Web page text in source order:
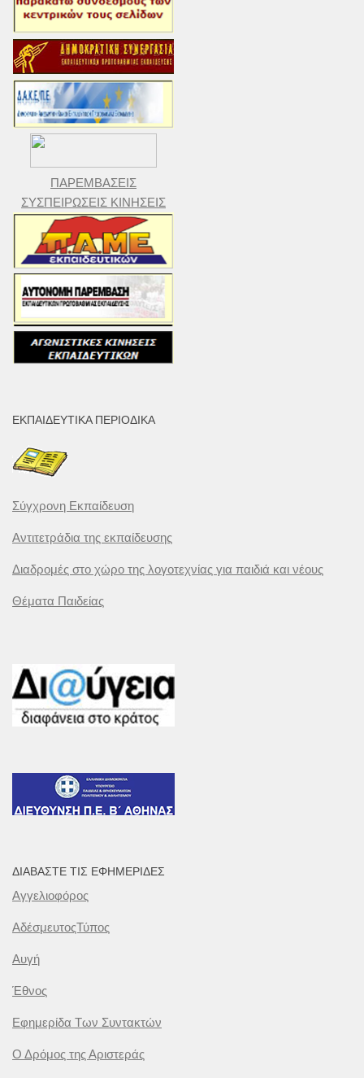
ΠΑΡΕΜΒΑΣΕΙΣ
ΣΥΣΠΕΙΡΩΣΕΙΣ ΚΙΝΗΣΕΙΣ
ΕΚΠΑΙΔΕΥΤΙΚΆ ΠΕΡΙΟΔΙΚΆ
Σύγχρονη Εκπαίδευση
Αντιτετράδια της εκπαίδευσης
Διαδρομές στο χώρο της λογοτεχνίας για παιδιά και νέους
Θέματα Παιδείας
ΔΙΑΒΆΣΤΕ ΤΙΣ ΕΦΗΜΕΡΊΔΕΣ
Αγγελιοφόρος
ΑδέσμευτοςΤύπος
Αυγή
Έθνος
Εφημερίδα Των Συντακτών
Ο Δρόμος της Αριστεράς